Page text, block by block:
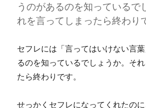
うのがあるのを知っているで
れを言ってしまったら終わり
セフレには「言ってはいけない言
るのを知っているでしょうか。そ
たら終わりです。
せっかくセフレになってくれたの